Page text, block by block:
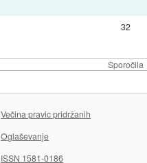
Sporočila
32
Večina pravic pridržanih
Oglaševanje
ISSN 1581-0186